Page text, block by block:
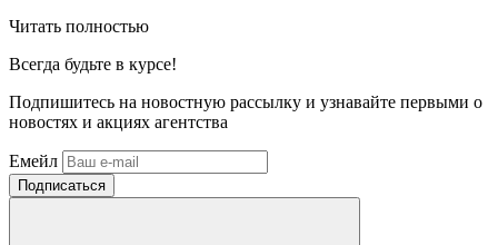
Читать полностью
Всегда будьте в курсе!
Подпишитесь на новостную рассылку и узнавайте первыми о
новостях и акциях агентства
Емейл